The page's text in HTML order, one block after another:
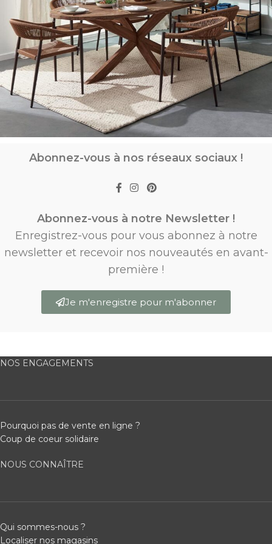
Abonnez-vous à nos réseaux sociaux !
Abonnez-vous à notre Newsletter !
Enregistrez-vous pour vous abonnez à notre
newsletter et recevoir nos nouveautés en avant-
première !
Je m'enregistre pour m'abonner
NOS ENGAGEMENTS
Pourquoi pas de vente en ligne ?
Coup de coeur solidaire
NOUS CONNAÎTRE
Qui sommes-nous ?
Localiser nos magasins